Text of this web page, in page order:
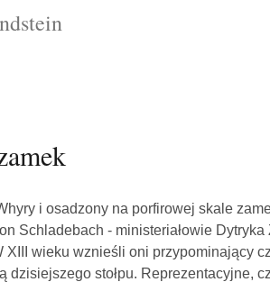
i osadzony na porfirowej skale
Schladebach - ministeriałowie
XIII wieku wznieśli oni przypominający
dzisiejszego stołpu. Reprezentacyjne,